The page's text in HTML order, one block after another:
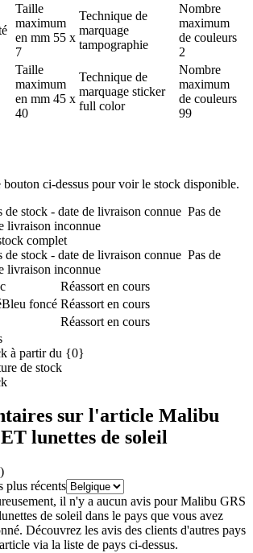
Taille
maximum
en mm 55 x
7
Technique de
marquage
tampographie
Nombre
maximum
de couleurs
2
Taille
maximum
en mm 45 x
40
Technique de
marquage sticker
full color
Nombre
maximum
de couleurs
99
ci-dessus pour voir le stock disponible.
de stock - date de livraison connue Pas de
livraison inconnue
complet
de stock - date de livraison connue Pas de
livraison inconnue
Réassort en cours
Bleu foncé Réassort en cours
Réassort en cours
à partir du {0}
de stock
sur l'article Malibu
lunettes de soleil
plus récents
il n'y a aucun avis pour Malibu GRS
de soleil dans le pays que vous avez
Découvrez les avis des clients d'autres pays
via la liste de pays ci-dessus.